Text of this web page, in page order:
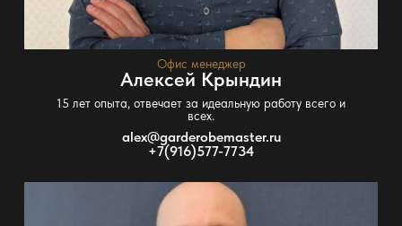
Офис менеджер
Алексей Крындин
15 лет опыта, отвечает за идеальную работу всего и
всех.
alex@garderobemaster.ru
+7(916)577-7734